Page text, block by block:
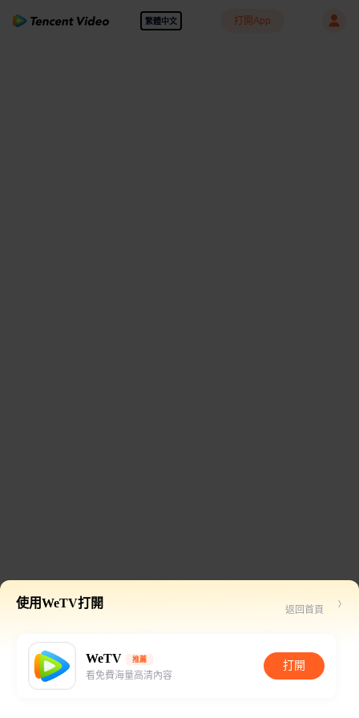
繁體中文 打開App
使用WeTV打開 返回首頁
WeTV 推薦
看免費海量高清內容
打開